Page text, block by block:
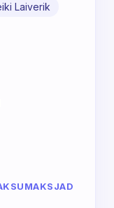
Laiverik